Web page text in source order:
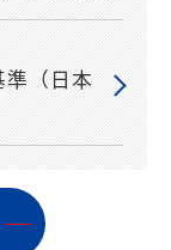
準（日本